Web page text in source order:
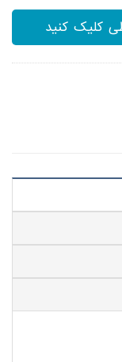
کلیک کنید